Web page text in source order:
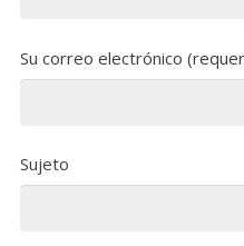
Su correo electrónico
Sujeto